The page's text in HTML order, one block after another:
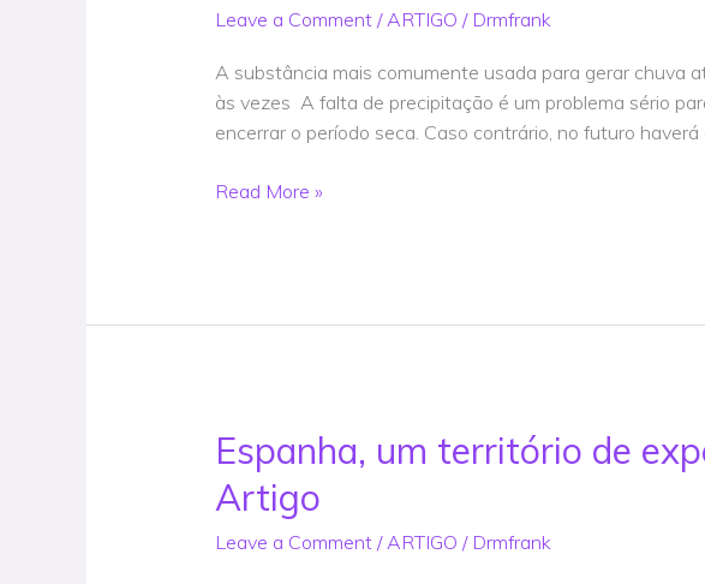
Leave a Comment /ARTIGO / Drmfrank
A substância mais comumente usada para gerar chuva
às vezes A falta de precipitação é um problema sério
encerrar o período seca. Caso contrário, no futuro
nuvens”:
técnica
eficaz
para
chuvas
Read More »
Espanha, um território de
Artigo
Leave a Comment /ARTIGO / Drmfrank
Espanha,
um
território
de